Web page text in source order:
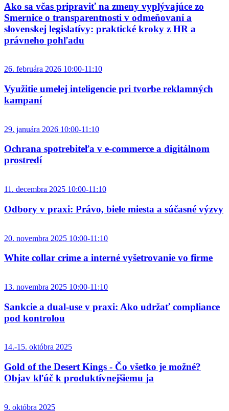
Ako sa včas pripraviť na zmeny vyplývajúce zo
Smernice o transparentnosti v odmeňovaní a
slovenskej legislatívy: praktické kroky z HR a
právneho pohľadu
26. februára 2026 10:00-11:10
Využitie umelej inteligencie pri tvorbe reklamných
kampaní
29. januára 2026 10:00-11:10
Ochrana spotrebiteľa v e‑commerce a digitálnom
prostredí
11. decembra 2025 10:00-11:10
Odbory v praxi: Právo, biele miesta a súčasné výzvy
20. novembra 2025 10:00-11:10
White collar crime a interné vyšetrovanie vo firme
13. novembra 2025 10:00-11:10
Sankcie a dual-use v praxi: Ako udržať compliance
pod kontrolou
14.-15. októbra 2025
Gold of the Desert Kings - Čo všetko je možné?
Objav kľúč k produktívnejšiemu ja
9. októbra 2025